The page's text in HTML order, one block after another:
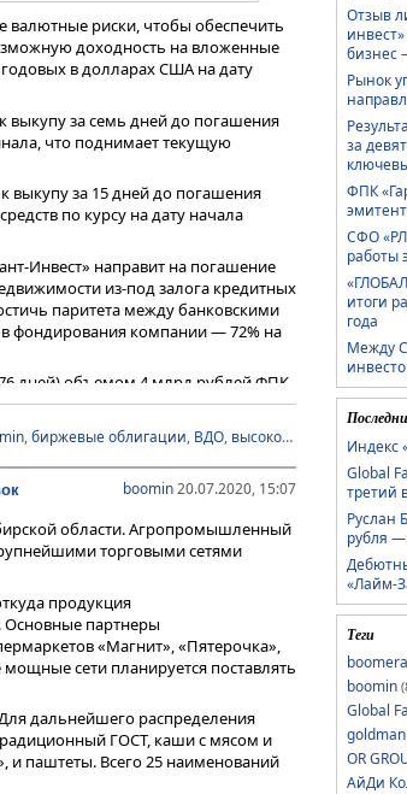
валютные риски, чтобы обеспечить
доходность на вложенные
в долларах США на дату
выкупу за семь дней до погашения
что поднимает текущую
выкупу за 15 дней до погашения
по курсу на дату начала
Инвест» направит на погашение
из-под залога кредитных
паритета между банковскими
фондирования компании — 72% на
дней) объемом 4 млрд рублей ФПК
установлена на уровне 17,6%
и БКС КИБ
. Выпуск доступен для
теста.
предусмотрено
объем сделки для получения
на общую сумму 11,1 млрд
BBB.ru со стабильным и
,биржевые облигации, ВДО, высокодоходные облигации
boomin20.07.2020, 15:07
области. Агропромышленный
торговыми сетями
продукция
Основные партнеры
«Магнит», «Пятерочка»,
сети планируется поставлять
дальнейшего распределения
ГОСТ, каши с мясом и
паштеты. Всего 25 наименований
Отзыв
бизнес
Рынок
за
ФПК
СФО
работы
итоги
года
Между
Индекс
Global
третий
Руслан
рубля
«Лайм-
Теги
boomin
Global
OR
АйДи